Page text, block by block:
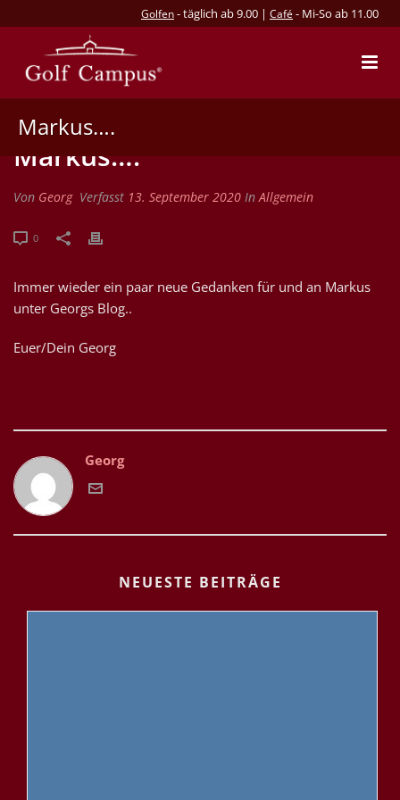
Golfen- täglich ab 9.00 | Café - Mi-So ab 11.00
Markus….
Markus….
Von Georg Verfasst 13. September 2020 InAllgemein
0
Immer wieder ein paar neue Gedanken für und an Markus
unter Georgs Blog..
Euer/Dein Georg
Georg
NEUESTE BEITRÄGE